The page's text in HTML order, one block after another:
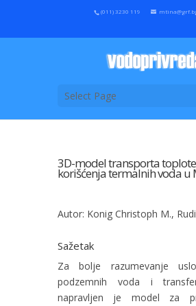
(011) 3230 119
Select Page
3D-model transporta
korišćenja termalnih voda u
Autor: Konig Christoph M.,
Sažetak
Za bolje razumevanje
podzemnih voda i
napravljen je model za